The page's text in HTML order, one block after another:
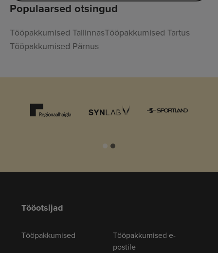
Populaarsed otsingud
Tööpakkumised TallinnasTööpakkumised Tartus
Tööpakkumised Pärnus
Tööotsijad
Tööpakkumised
Tööpakkumised e-
postile